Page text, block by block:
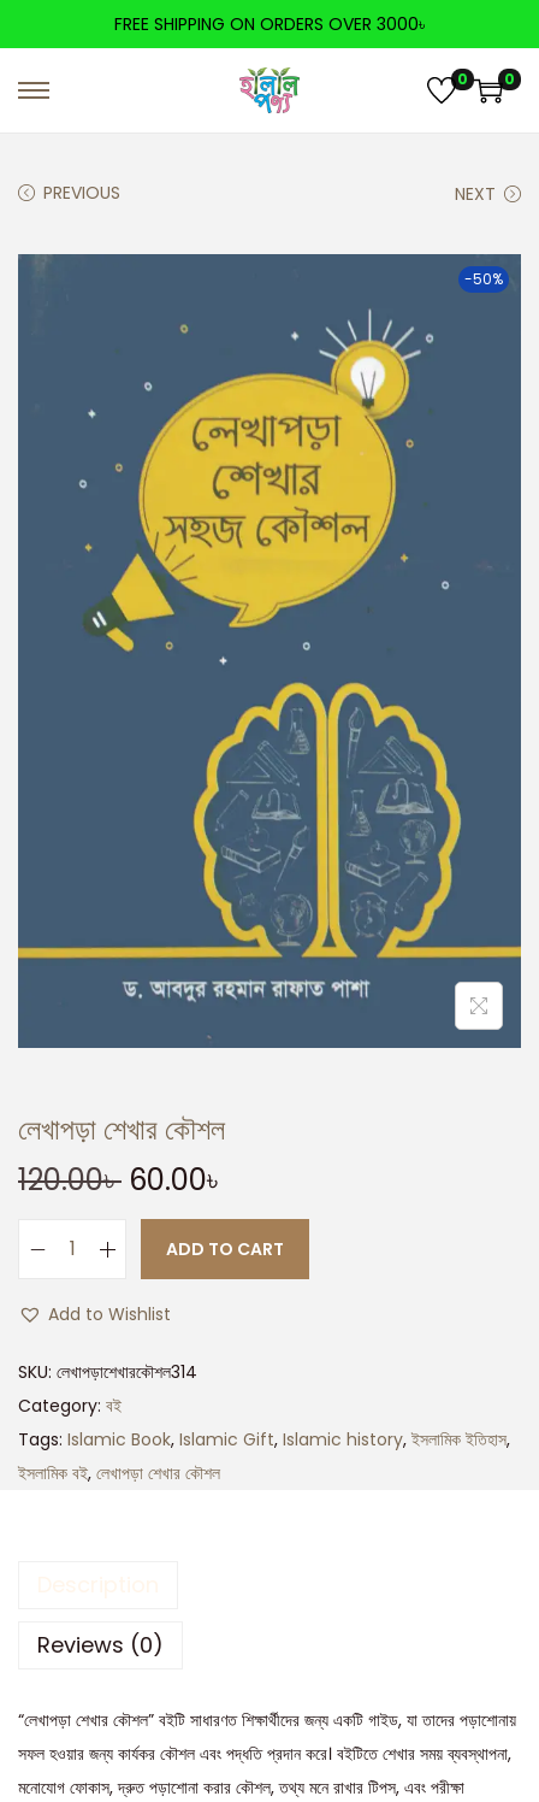
FREE SHIPPING ON ORDERS OVER 3000৳
0 0
PREVIOUS NEXT
-50%
লেখাপড়া শেখার কৌশল
120.00৳ 60.00৳
ADD TO CART
Add to Wishlist
SKU: লেখাপড়াশেখারকৌশল314
Category: বই
Tags: Islamic Book, Islamic Gift, Islamic history, ইসলামিক ইতিহাস,
ইসলামিক বই, লেখাপড়া শেখার কৌশল
Reviews (0)
“লেখাপড়া শেখার কৌশল” বইটি সাধারণত শিক্ষার্থীদের জন্য একটি গাইড, যা তাদের পড়াশোনায়
সফল হওয়ার জন্য কার্যকর কৌশল এবং পদ্ধতি প্রদান করে। বইটিতে শেখার সময় ব্যবস্থাপনা,
মনোযোগ ফোকাস, দ্রুত পড়াশোনা করার কৌশল, তথ্য মনে রাখার টিপস, এবং পরীক্ষা